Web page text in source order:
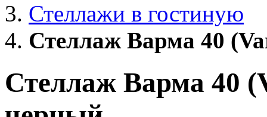
Стеллажи в гостиную
Стеллаж Варма 40
Стеллаж Варма 40